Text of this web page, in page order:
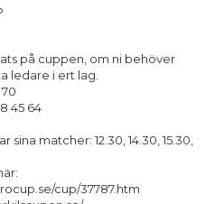
på cuppen, om ni behöver
ledare i ert lag.
70
45 64
sina matcher: 12.30, 14.30, 15.30,
cup/37787.htm